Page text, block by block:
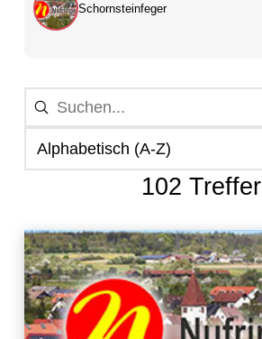
Schornsteinfeger
102 Treffer
102 Ergebnisse gefunden